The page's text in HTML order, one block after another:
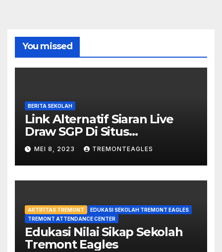
You missed
BERITA SEKOLAH
Link Alternatif Siaran Live
Draw SGP Di Situs
violinsofhopelou.com
MEI 8, 2023 TREMONTEAGLES
AKTIFITAS TREMONT
EDUKASI SEKOLAH TREMONT EAGLES
TREMONT ATTENDANCE CENTER
Edukasi Nilai Sikap Sekolah
Tremont Eagles